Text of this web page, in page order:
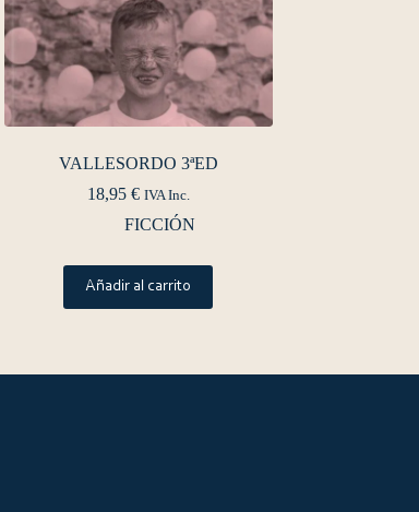
VALLESORDO 3ªED
18,95 € IVA Inc.
FICCIÓN
Añadir al carrito